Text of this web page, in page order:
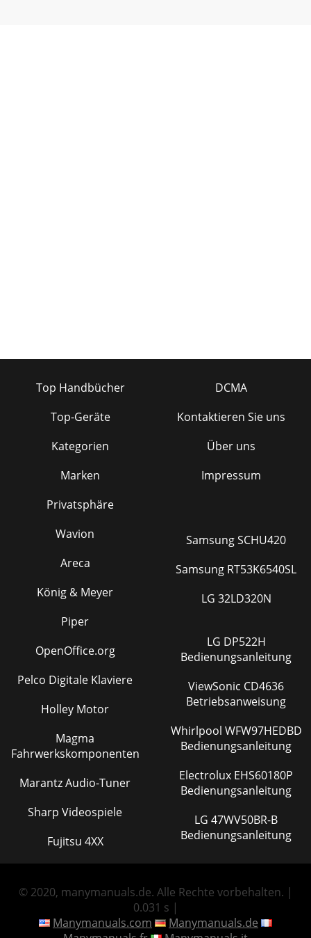
Top Handbücher
Top-Geräte
Kategorien
Marken
Privatsphäre
DCMA
Kontaktieren Sie uns
Über uns
Impressum
Wavion
Areca
König & Meyer
Piper
OpenOffice.org
Pelco Digitale Klaviere
Holley Motor
Magma
Fahrwerkskomponenten
Marantz Audio-Tuner
Sharp Videospiele
Fujitsu 4XX
Samsung SCHU420
Samsung RT53K6540SL
LG 32LD320N
LG DP522H
Bedienungsanleitung
ViewSonic CD4636
Betriebsanweisung
Whirlpool WFW97HEDBD
Bedienungsanleitung
Electrolux EHS60180P
Bedienungsanleitung
LG 47WV50BR-B
Bedienungsanleitung
© 2020, manymanuals.de. Alle Rechte vorbehalten. |
0.031 s |
Manymanuals.com
Manymanuals.de